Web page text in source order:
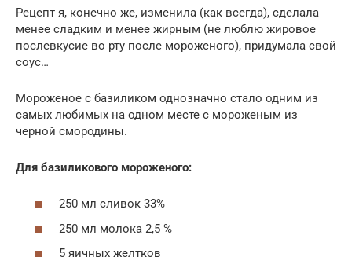
Рецепт я, конечно же, изменила (как всегда), сделала
менее сладким и менее жирным (не люблю жировое
послевкусие во рту после мороженого), придумала свой
соус…
Мороженое с базиликом однозначно стало одним из
самых любимых на одном месте с мороженым из
черной смородины.
Для базиликового мороженого:
250 мл сливок 33%
250 мл молока 2,5 %
5 яичных желтков